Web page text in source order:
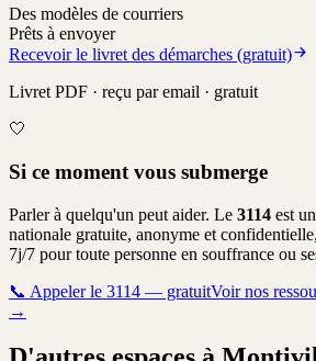
Des modèles de courriers
Prêts à envoyer
Recevoir le livret des démarches (gratuit)
Livret PDF · reçu par email · gratuit
🤍
Si ce moment vous submerge
Parler à quelqu'un peut aider. Le 3114 est
nationale gratuite, anonyme et
7j/7 pour toute personne en souffrance ou
📞 Appeler le 3114 — gratuitVoir nos
→